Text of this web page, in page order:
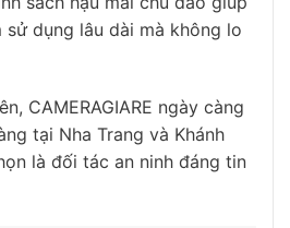
sử dụng lâu dài mà không lo
CAMERAGIARE ngày càng
tại Nha Trang và Khánh
là đối tác an ninh đáng tin